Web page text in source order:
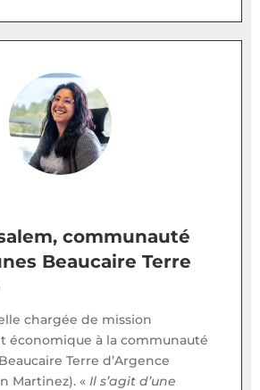
communauté
Beaucaire Terre
chargée de mission
économique à la communauté
Terre d’Argence
Martinez). « Il s’agit d’une